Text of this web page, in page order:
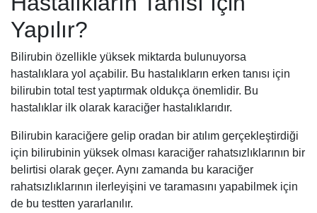
Yapılır?
Bilirubin özellikle yüksek miktarda bulunuyorsa
hastalıklara yol açabilir. Bu hastalıkların erken tanısı için
bilirubin total test yaptırmak oldukça önemlidir. Bu
hastalıklar ilk olarak karaciğer hastalıklarıdır.
Bilirubin karaciğere gelip oradan bir atılım gerçekleştirdiği
için bilirubinin yüksek olması karaciğer rahatsızlıklarının bir
belirtisi olarak geçer. Aynı zamanda bu karaciğer
rahatsızlıklarının ilerleyişini ve taramasını yapabilmek için
de bu testten yararlanılır.